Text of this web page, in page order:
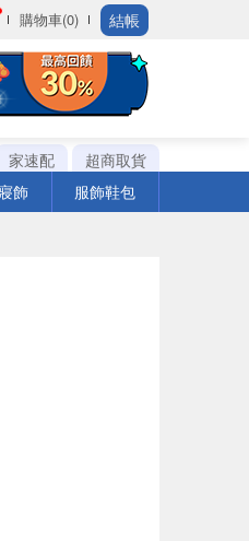
購物車(0) 結帳
家速配
超商取貨
飾 服飾鞋包